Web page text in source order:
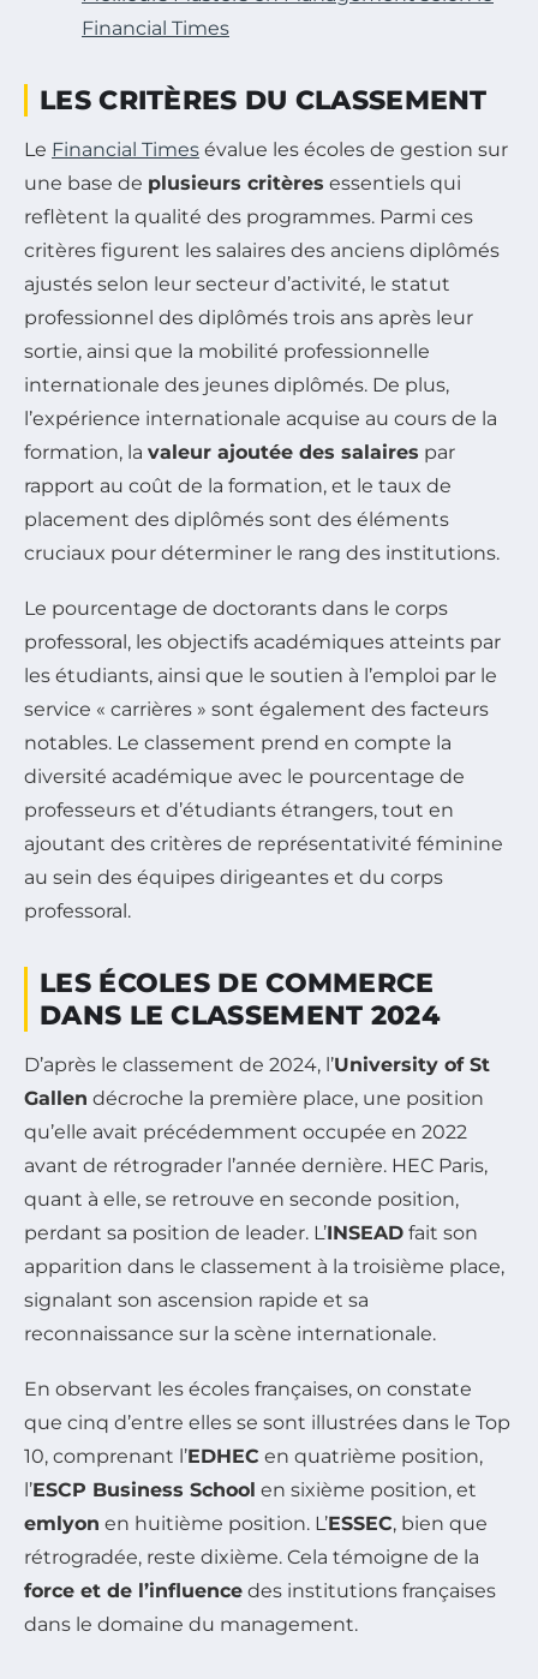
Financial Times
LES CRITÈRES DU CLASSEMENT
Le Financial Times évalue les écoles de gestion sur
une base de plusieurs critères essentiels qui
reflètent la qualité des programmes. Parmi ces
critères figurent les salaires des anciens diplômés
ajustés selon leur secteur d’activité, le statut
professionnel des diplômés trois ans après leur
sortie, ainsi que la mobilité professionnelle
internationale des jeunes diplômés. De plus,
l’expérience internationale acquise au cours de la
formation, la valeur ajoutée des salaires par
rapport au coût de la formation, et le taux de
placement des diplômés sont des éléments
cruciaux pour déterminer le rang des institutions.
Le pourcentage de doctorants dans le corps
professoral, les objectifs académiques atteints par
les étudiants, ainsi que le soutien à l’emploi par le
service « carrières » sont également des facteurs
notables. Le classement prend en compte la
diversité académique avec le pourcentage de
professeurs et d’étudiants étrangers, tout en
ajoutant des critères de représentativité féminine
au sein des équipes dirigeantes et du corps
professoral.
LES ÉCOLES DE COMMERCE
DANS LE CLASSEMENT 2024
D’après le classement de 2024, l’University of St
Gallen décroche la première place, une position
qu’elle avait précédemment occupée en 2022
avant de rétrograder l’année dernière. HEC Paris,
quant à elle, se retrouve en seconde position,
perdant sa position de leader. L’INSEAD fait son
apparition dans le classement à la troisième place,
signalant son ascension rapide et sa
reconnaissance sur la scène internationale.
En observant les écoles françaises, on constate
que cinq d’entre elles se sont illustrées dans le Top
10, comprenant l’EDHEC en quatrième position,
l’ESCP Business School en sixième position, et
emlyon en huitième position. L’ESSEC, bien que
rétrogradée, reste dixième. Cela témoigne de la
force et de l’influence des institutions françaises
dans le domaine du management.